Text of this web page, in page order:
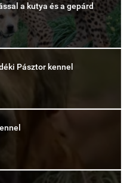
a kutya és a gepárd
Pásztor kennel